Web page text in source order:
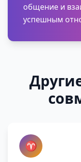
общение и
успешным
♈